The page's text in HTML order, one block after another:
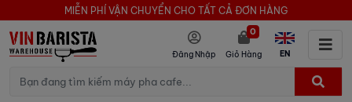
MIỄN PHÍ VẬN CHUYỂN CHO TẤT CẢ ĐƠN HÀNG
Đăng Nhập Giỏ Hàng
0
EN